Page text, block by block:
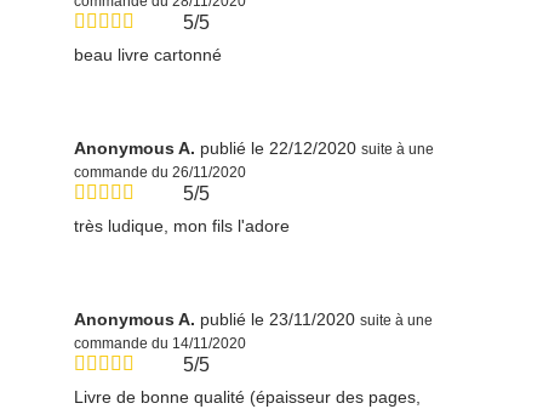
5/5
beau livre cartonné
Anonymous A. publié le 22/12/2020 suite à une
commande du 26/11/2020
5/5
très ludique, mon fils l'adore
Anonymous A. publié le 23/11/2020 suite à une
commande du 14/11/2020
5/5
Livre de bonne qualité (épaisseur des pages,